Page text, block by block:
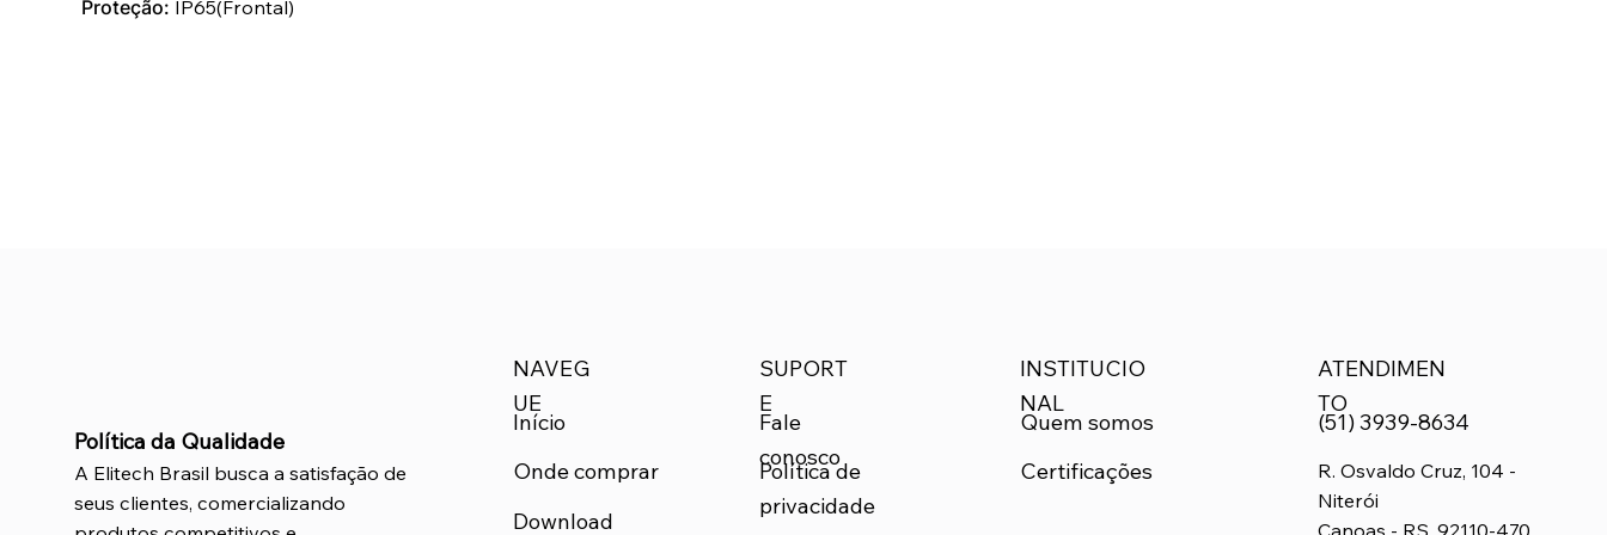
Proteção: IP65(Frontal)
Política da Qualidade
A Elitech Brasil busca a satisfação de
seus clientes, comercializando
NAVEG
UE
Início
Onde comprar
Download
SUPORT
E
Fale
conosco
Política de
privacidade
INSTITUCIO
NAL
Quem somos
Certificações
ATENDIMEN
TO
(51) 3939-8634
R. Osvaldo Cruz, 104 -
Niterói